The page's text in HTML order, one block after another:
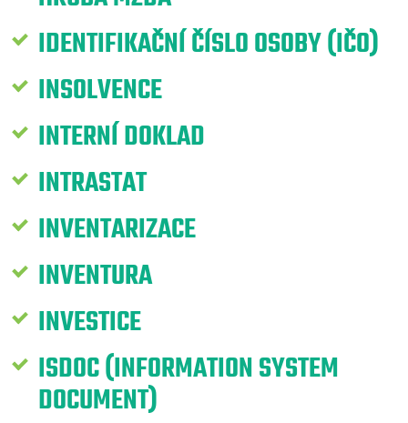
IDENTIFIKAČNÍ ČÍSLO OSOBY (IČO)
INSOLVENCE
INTERNÍ DOKLAD
INTRASTAT
INVENTARIZACE
INVENTURA
INVESTICE
ISDOC (INFORMATION SYSTEM
DOCUMENT)